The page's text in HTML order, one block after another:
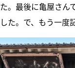
た。最後に亀屋さん
した。で、もう一度